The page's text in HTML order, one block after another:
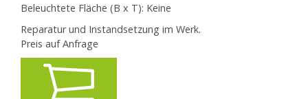
Beleuchtete Fläche (B x T): Keine
Reparatur und Instandsetzung im Werk.
Preis auf Anfrage